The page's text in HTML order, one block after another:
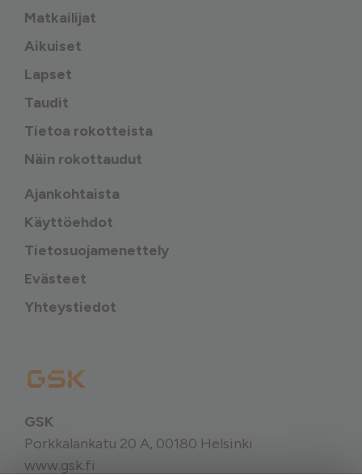
Matkailijat
Aikuiset
Lapset
Taudit
Tietoa rokotteista
Näin rokottaudut
Ajankohtaista
Käyttöehdot
Tietosuojamenettely
Evästeet
Yhteystiedot
GSK
Porkkalankatu 20 A, 00180 Helsinki
www.gsk.fi